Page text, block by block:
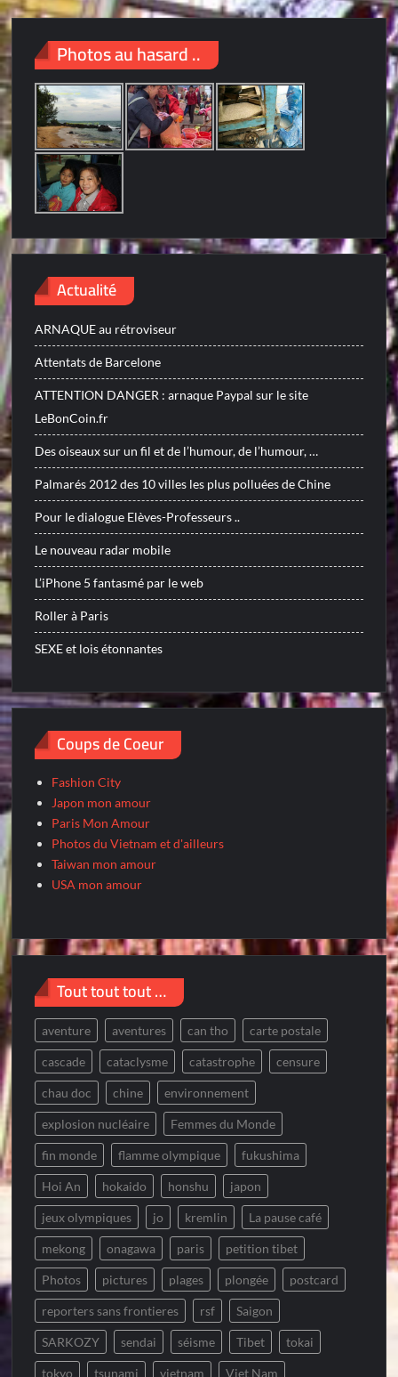
Photos au hasard ..
Actualité
ARNAQUE au rétroviseur
Attentats de Barcelone
ATTENTION DANGER : arnaque Paypal sur le site
LeBonCoin.fr
Des oiseaux sur un fil et de l’humour, de l’humour, …
Palmarés 2012 des 10 villes les plus polluées de Chine
Pour le dialogue Elèves-Professeurs ..
Le nouveau radar mobile
L’iPhone 5 fantasmé par le web
Roller à Paris
SEXE et lois étonnantes
Coups de Coeur
Fashion City
Japon mon amour
Paris Mon Amour
Photos du Vietnam et d'ailleurs
Taiwan mon amour
USA mon amour
Tout tout tout …
aventure aventures can tho carte postale
cascade cataclysme catastrophe censure
chau doc chine environnement
explosion nucléaire Femmes du Monde
fin monde flamme olympique fukushima
Hoi An hokaido honshu japon
jeux olympiques jo kremlin La pause café
mekong onagawa paris petition tibet
Photos pictures plages plongée postcard
reporters sans frontieres rsf Saigon
SARKOZY sendai séisme Tibet tokai
tokyo tsunami vietnam Viet Nam